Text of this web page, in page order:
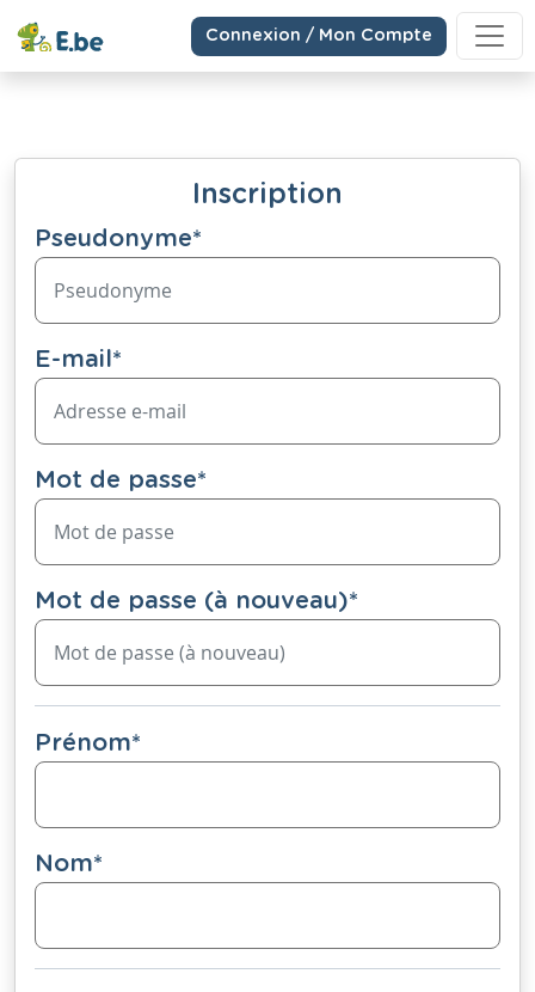
Connexion / Mon Compte
Inscription
Pseudonyme*
E-mail*
Mot de passe*
Mot de passe (à nouveau)*
Prénom*
Nom*